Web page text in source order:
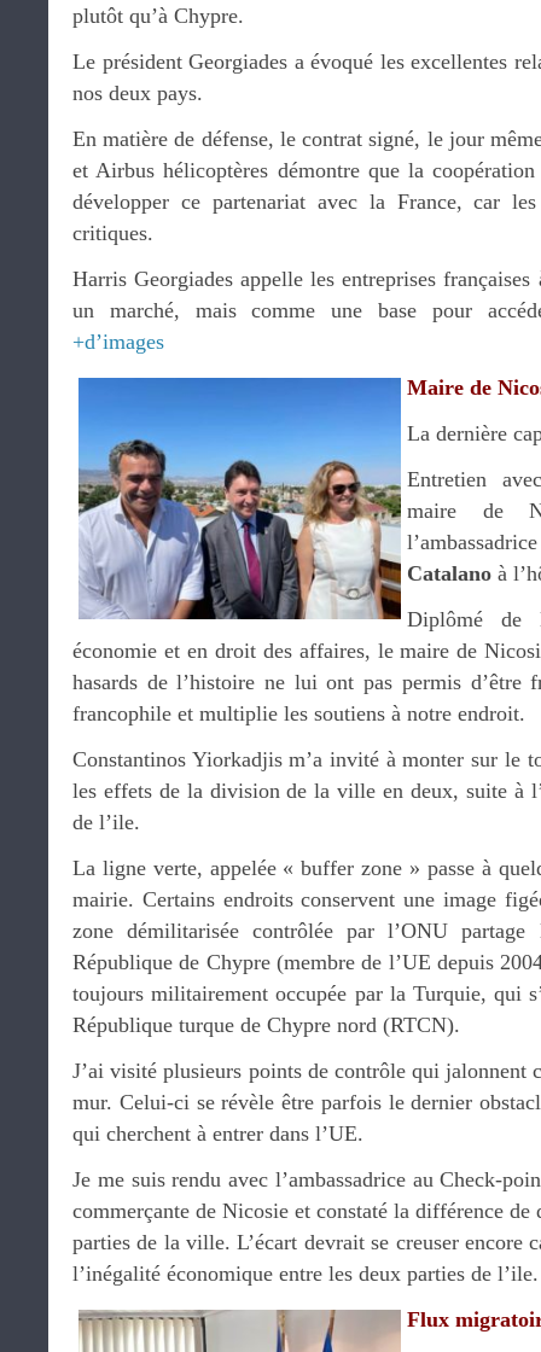
plutôt qu’à Chypre.
Le président Georgiades a évoqué les excellentes
nos deux pays.
En matière de défense, le contrat signé, le jour
et Airbus hélicoptères démontre que la
développer ce partenariat avec la France, car
critiques.
Harris Georgiades appelle les entreprises
un marché, mais comme une base pour
+d’images
Maire de
La dernière
Entretien
maire de
Catalano à
Diplômé de
économie et en droit des affaires, le maire de
hasards de l’histoire ne lui ont pas permis d’être
francophile et multiplie les soutiens à notre endroit.
Constantinos Yiorkadjis m’a invité à monter sur le
les effets de la division de la ville en deux, suite à
de l’ile.
La ligne verte, appelée « buffer zone » passe à
mairie. Certains endroits conservent une image
zone démilitarisée contrôlée par l’ONU
République de Chypre (membre de l’UE depuis
toujours militairement occupée par la Turquie, qui
République turque de Chypre nord (RTCN).
J’ai visité plusieurs points de contrôle qui jalonnent
mur. Celui-ci se révèle être parfois le dernier
qui cherchent à entrer dans l’UE.
Je me suis rendu avec l’ambassadrice au Check-
commerçante de Nicosie et constaté la différence de
parties de la ville. L’écart devrait se creuser encore
l’inégalité économique entre les deux parties de
Flux